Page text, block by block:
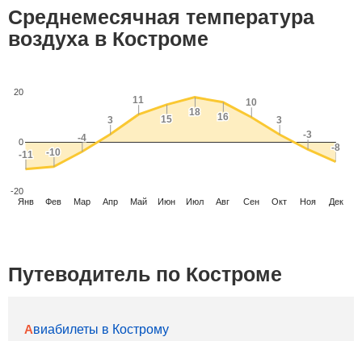
Среднемесячная температура
воздуха в Костроме
Янв Фев Мар Апр Май Июн Июл Авг Сен Окт Ноя Дек
-20
0
20
-11
-11 -10
-10
-4
-4
3
3
11
11
15
15
18
18 16
16
10
10
3
3
-3
-3
-8
-8
Путеводитель по Костроме
Авиабилеты в Кострому